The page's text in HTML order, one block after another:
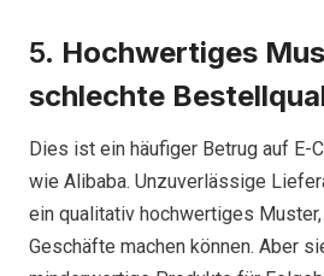
5. Hochwertiges
schlechte
Dies ist ein häufiger Betrug auf E-
wie Alibaba. Unzuverlässige
ein qualitativ hochwertiges
Geschäfte machen können. Aber